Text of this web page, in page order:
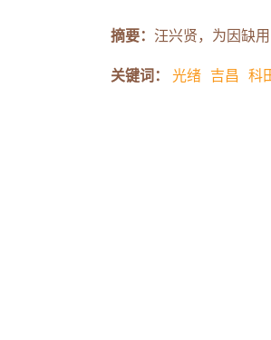
摘要： 汪兴贤，为因缺
关键词： 光绪 吉昌 科